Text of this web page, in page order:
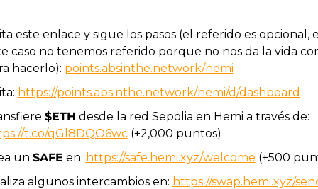
este enlace y sigue los pasos (el referido es opcional,
caso no tenemos referido porque no nos da la vida
hacerlo): points.absinthe.network/hemi
https://points.absinthe.network/hemi/d/dashboard
$ETH
t.co/qGl8DQO6wc (+2,000 puntos)
un SAFE en: https://safe.hemi.xyz/welcome (+500
algunos intercambios en: https://swap.hemi.xyz/